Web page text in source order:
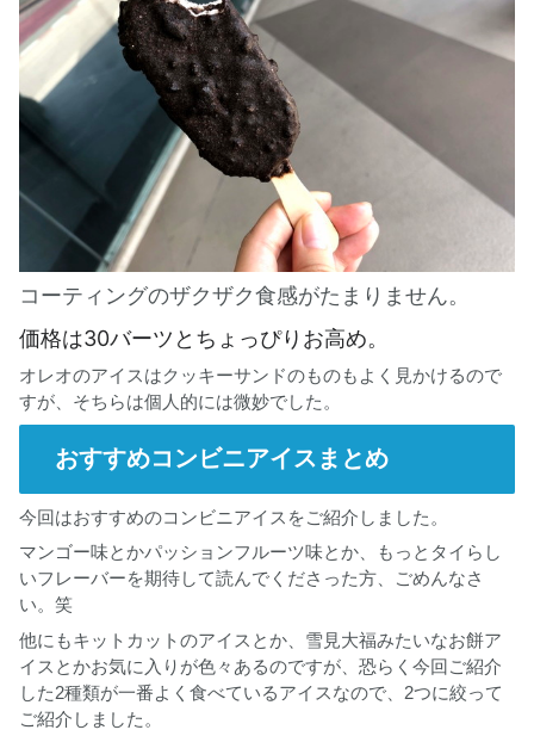
コーティングのザクザク食感がたまりません。
価格は30バーツとちょっぴりお高め。
オレオのアイスはクッキーサンドのものもよく見かけるので
すが、そちらは個人的には微妙でした。
おすすめコンビニアイスまとめ
今回はおすすめのコンビニアイスをご紹介しました。
マンゴー味とかパッションフルーツ味とか、もっとタイらし
いフレーバーを期待して読んでくださった方、ごめんなさ
い。笑
他にもキットカットのアイスとか、雪見大福みたいなお餅ア
イスとかお気に入りが色々あるのですが、恐らく今回ご紹介
した2種類が一番よく食べているアイスなので、2つに絞って
ご紹介しました。